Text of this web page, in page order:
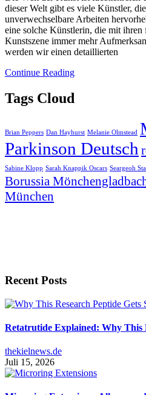
dieser Welt gibt es viele Künstler,
unverwechselbare Arbeiten
eine solche Künstlerin, die mit ihren
Kunstszene immer mehr
werden wir einen detaillierten
Continue Reading
Tags Cloud
Brian Peppers Dan Hayhurst Melanie Olmstead
Parkinson Deutsch
Sabine Klopp Sarah Knappik Oscars Seargeoh
Borussia
München
Recent Posts
Retatrutide Explained: Why This
thekielnews.de
Juli 15, 2026